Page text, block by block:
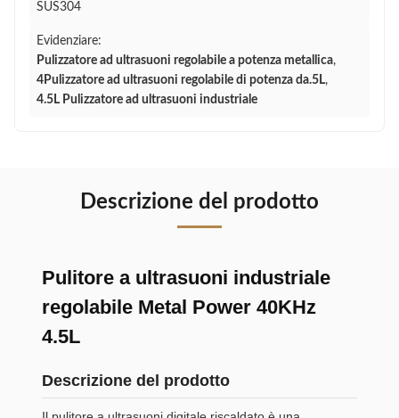
SUS304
Evidenziare:
Pulizzatore ad ultrasuoni regolabile a potenza metallica,
4Pulizzatore ad ultrasuoni regolabile di potenza da.5L,
4.5L Pulizzatore ad ultrasuoni industriale
Descrizione del prodotto
Pulitore a ultrasuoni industriale
regolabile Metal Power 40KHz
4.5L
Descrizione del prodotto